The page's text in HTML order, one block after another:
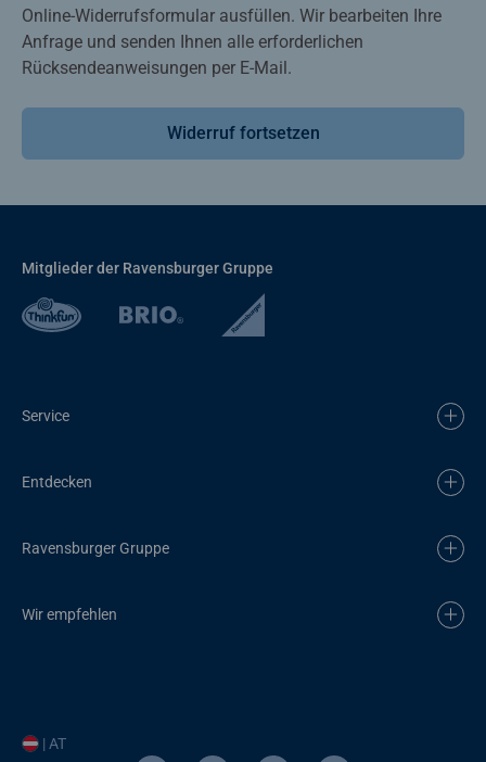
Online-Widerrufsformular ausfüllen. Wir bearbeiten Ihre
Anfrage und senden Ihnen alle erforderlichen
Rücksendeanweisungen per E-Mail.
Widerruf fortsetzen
Mitglieder der Ravensburger Gruppe
Service
Entdecken
Ravensburger Gruppe
Wir empfehlen
| AT